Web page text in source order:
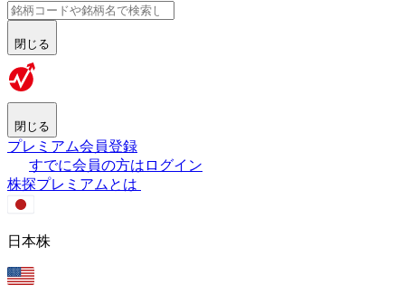
閉じる
閉じる
プレミアム会員登録
すでに会員の方はログイン
株探プレミアムとは
日本株